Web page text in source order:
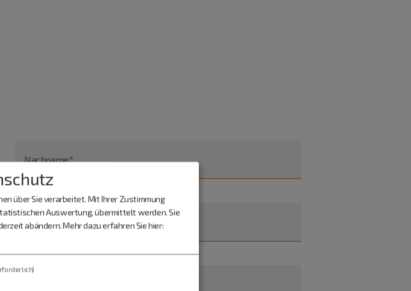
Nachname*
über Sie verarbeitet. Mit Ihrer Zustimmung
Auswertung, übermittelt werden. Sie
abändern. Mehr dazu erfahren Sie hier: